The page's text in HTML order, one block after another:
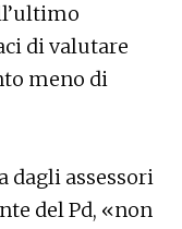
di valutare
meno di
dagli assessori
del Pd, «non